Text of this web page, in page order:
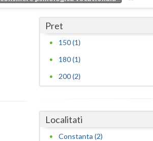
Buzau
Constanta
Dambovita
Pret
150 (1)
180 (1)
200 (2)
Localitati
Constanta (2)